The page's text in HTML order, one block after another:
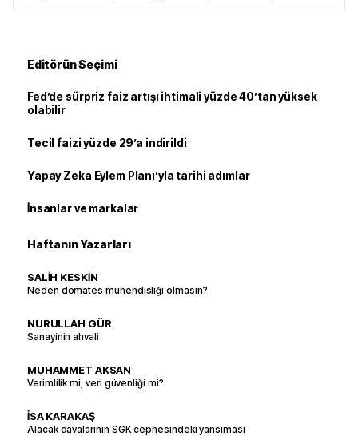
Editörün Seçimi
Fed’de sürpriz faiz artışı ihtimali yüzde 40’tan yüksek
olabilir
Tecil faizi yüzde 29’a indirildi
Yapay Zeka Eylem Planı’yla tarihi adımlar
İnsanlar ve markalar
Haftanın Yazarları
SALİH KESKİN
Neden domates mühendisliği olmasın?
NURULLAH GÜR
Sanayinin ahvali
MUHAMMET AKSAN
Verimlilik mi, veri güvenliği mi?
İSA KARAKAŞ
Alacak davalarının SGK cephesindeki yansıması